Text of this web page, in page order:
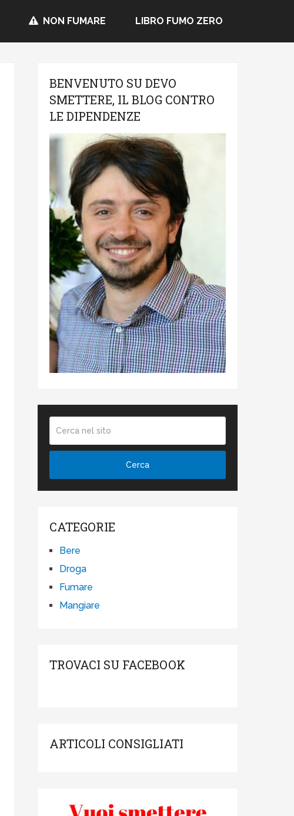
NON FUMARE LIBRO FUMO ZERO
BENVENUTO SU DEVO
SMETTERE, IL BLOG CONTRO
LE DIPENDENZE
CATEGORIE
Bere
Droga
Fumare
Mangiare
TROVACI SU FACEBOOK
ARTICOLI CONSIGLIATI